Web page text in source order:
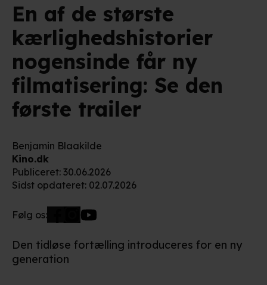
En af de største
kærlighedshistorier
nogensinde får ny
filmatisering: Se den
første trailer
Benjamin Blaakilde
Kino.dk
Publiceret: 30.06.2026
Sidst opdateret: 02.07.2026
Følg os:
Den tidløse fortælling introduceres for en ny
generation